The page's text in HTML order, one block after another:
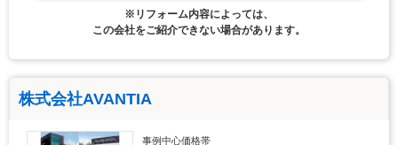
※リフォーム内容によっては、
この会社をご紹介できない場合があります。
株式会社AVANTIA
事例中心価格帯